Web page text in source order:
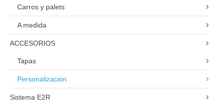
Carros y palets
A medida
ACCESORIOS
Tapas
Personalización
Sistema E2R